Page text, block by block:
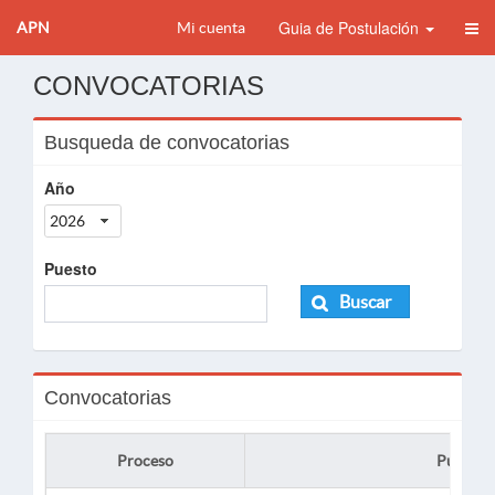
APN Mi cuenta Guia de Postulación
CONVOCATORIAS
Busqueda de convocatorias
Año
2026
Puesto
Buscar
Convocatorias
Proceso Puesto